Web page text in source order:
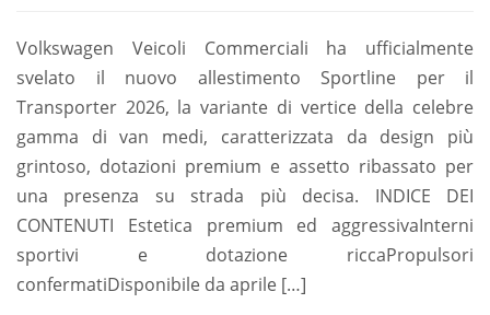
Volkswagen Veicoli Commerciali ha ufficialmente
svelato il nuovo allestimento Sportline per il
Transporter 2026, la variante di vertice della celebre
gamma di van medi, caratterizzata da design più
grintoso, dotazioni premium e assetto ribassato per
una presenza su strada più decisa. INDICE DEI
CONTENUTI Estetica premium ed aggressivaInterni
sportivi e dotazione riccaPropulsori
confermatiDisponibile da aprile […]